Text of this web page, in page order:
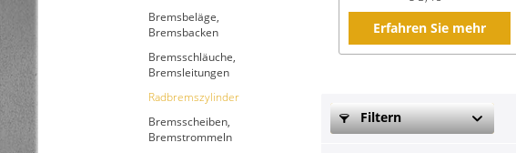
Bremsbeläge,
Bremsbacken
Bremsschläuche,
Bremsleitungen
Radbremszylinder
Bremsscheiben,
Bremstrommeln
Erfahren Sie mehr
Filtern